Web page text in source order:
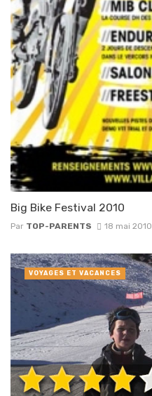
Big Bike Festival 2010
Par TOP-PARENTS 18 mai 2010
VOYAGES ET VACANCES